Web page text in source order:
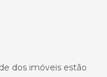
dos imóveis estão